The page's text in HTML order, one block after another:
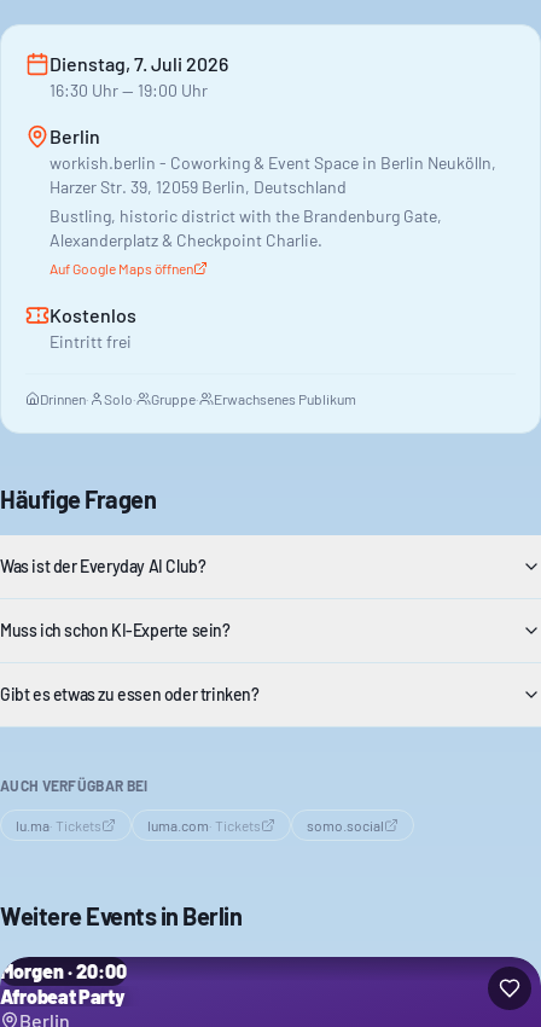
vernetzen und auszutauschen.
Dienstag, 7. Juli 2026
16:30 Uhr— 19:00 Uhr
Berlin
workish.berlin - Coworking & Event Space in Berlin Neukölln,
Harzer Str. 39, 12059 Berlin, Deutschland
Bustling, historic district with the Brandenburg Gate,
Alexanderplatz & Checkpoint Charlie.
Auf Google Maps öffnen
Kostenlos
Eintritt frei
Drinnen· Solo· Gruppe· Erwachsenes Publikum
Häufige Fragen
Was ist der Everyday AI Club?
Muss ich schon KI-Experte sein?
Gibt es etwas zu essen oder trinken?
AUCH VERFÜGBAR BEI
lu.ma· Tickets luma.com· Tickets somo.social
Weitere Events in Berlin
Morgen · 20:00
Afrobeat Party
Berlin